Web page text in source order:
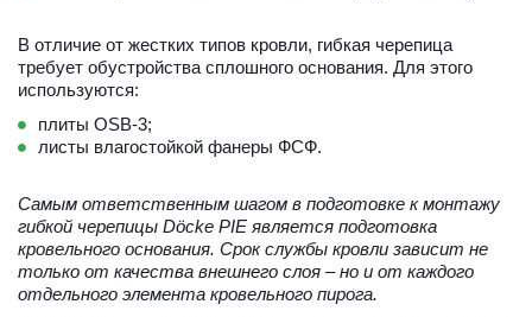
В отличие от жестких типов кровли, гибкая черепица
требует обустройства сплошного основания. Для этого
используются:
плиты OSB-3;
листы влагостойкой фанеры ФСФ.
Самым ответственным шагом в подготовке к монтажу
гибкой черепицы Döcke PIE является подготовка
кровельного основания. Срок службы кровли зависит не
только от качества внешнего слоя – но и от каждого
отдельного элемента кровельного пирога.